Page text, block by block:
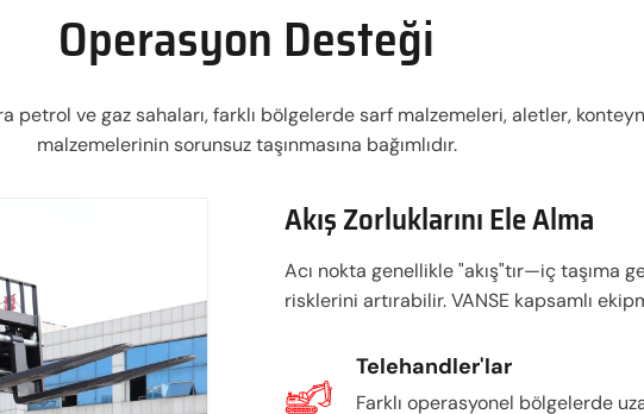
Operasyon Desteği
petrol ve gaz sahaları, farklı bölgelerde sarf malzemeleri, aletler,
malzemelerinin sorunsuz taşınmasına bağımlıdır.
Akış Zorluklarını Ele Alma
Acı nokta genellikle "akış"tır—iç taşıma
risklerini artırabilir. VANSE kapsamlı
Telehandler'lar
Farklı operasyonel bölgelerde